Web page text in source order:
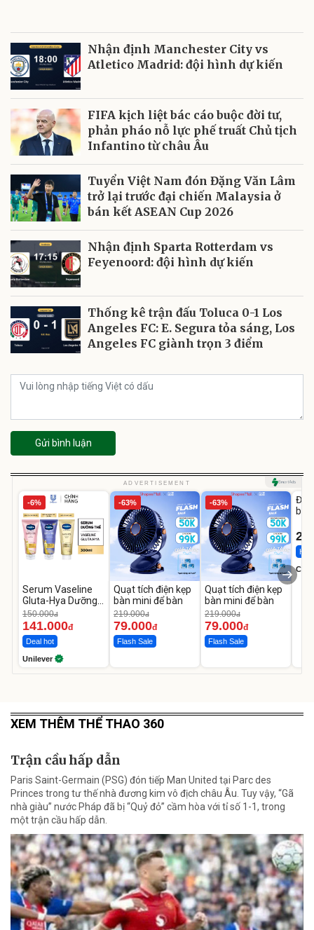
Nhận định Manchester City vs
Atletico Madrid: đội hình dự kiến
FIFA kịch liệt bác cáo buộc đời tư,
phản pháo nỗ lực phế truất Chủ tịch
Infantino từ châu Âu
Tuyển Việt Nam đón Đặng Văn Lâm
trở lại trước đại chiến Malaysia ở
bán kết ASEAN Cup 2026
Nhận định Sparta Rotterdam vs
Feyenoord: đội hình dự kiến
Thống kê trận đấu Toluca 0-1 Los
Angeles FC: E. Segura tỏa sáng, Los
Angeles FC giành trọn 3 điểm
Gửi bình luận
ADVERTISEMENT
-6%
Serum Vaseline
Gluta-Hya Dưỡng
Da Sáng Mịn Sau 7
Ngày
150.000đ
141.000đ
Deal hot
Unilever
-63%
Quạt tích điện kẹp
bàn mini để bàn
219.000đ
79.000đ
Flash Sale
-63%
Quạt tích điện kẹp
bàn mini để bàn
219.000đ
79.000đ
Flash Sale
Đai
bé
Hot
XEM THÊM THỂ THAO 360
Trận cầu hấp dẫn
Paris Saint-Germain (PSG) đón tiếp Man United tại Parc des
Princes trong tư thế nhà đương kim vô địch châu Âu. Tuy vậy, “Gã
nhà giàu” nước Pháp đã bị “Quỷ đỏ” cầm hòa với tỉ số 1-1, trong
một trận cầu hấp dẫn.